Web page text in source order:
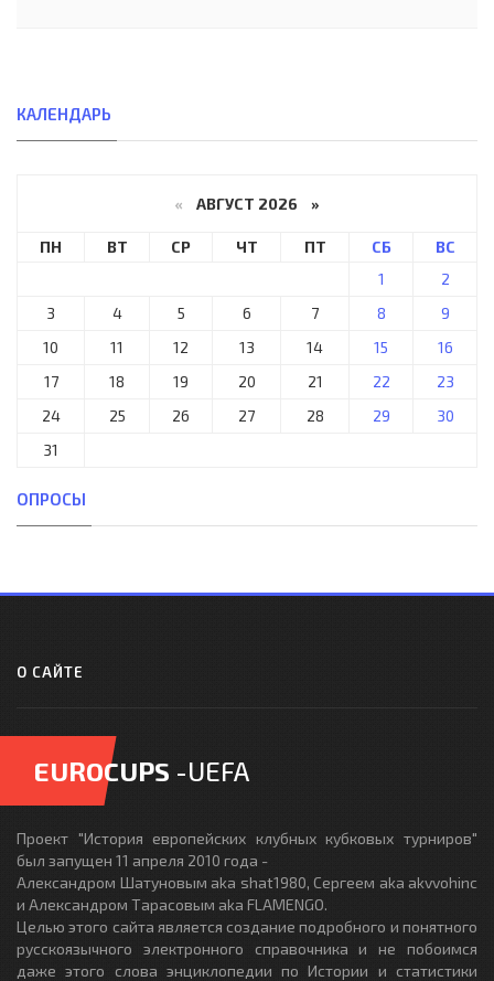
КАЛЕНДАРЬ
« АВГУСТ 2026 »
ПН ВТ СР ЧТ ПТ СБ
ВС
1
2
3
4 5 6 7 8
9
10
11 12 13 14 15
16
17
18 19 20 21 22
23
24
25 26 27 28 29
30
31
ОПРОСЫ
О САЙТЕ
EUROCUPS -UEFA
Проект "История европейских клубных кубковых турниров"
был запущен 11 апреля 2010 года -
Александром Шатуновым aka shat1980, Сергеем aka akvvohinc
и Александром Тарасовым aka FLAMENGO.
Целью этого сайта является создание подробного и понятного
русскоязычного электронного справочника и не побоимся
даже этого слова энциклопедии по Истории и статистики